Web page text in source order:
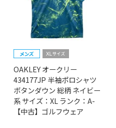
OAKLEY オークリー
434177JP 半袖ポロシャツ
ボタンダウン 総柄 ネイビー
系 サイズ：XL ランク：A-
【中古】ゴルフウェア